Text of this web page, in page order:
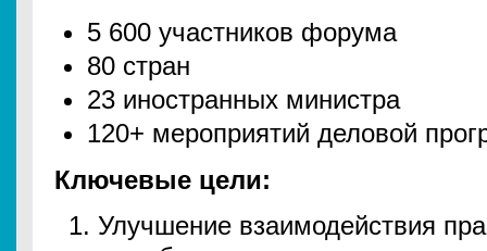
5 600 участников форума
80 стран
23 иностранных министра
120+ мероприятий деловой
Ключевые цели:
Улучшение взаимодействия